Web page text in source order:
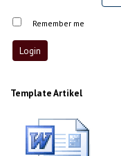
Remember me
Template Artikel